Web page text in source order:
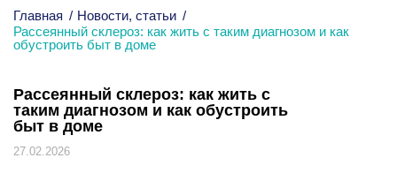
Главная / Новости, статьи /
Рассеянный склероз: как жить с таким диагнозом и как
обустроить быт в доме
Рассеянный склероз: как жить с
таким диагнозом и как обустроить
быт в доме
27.02.2026